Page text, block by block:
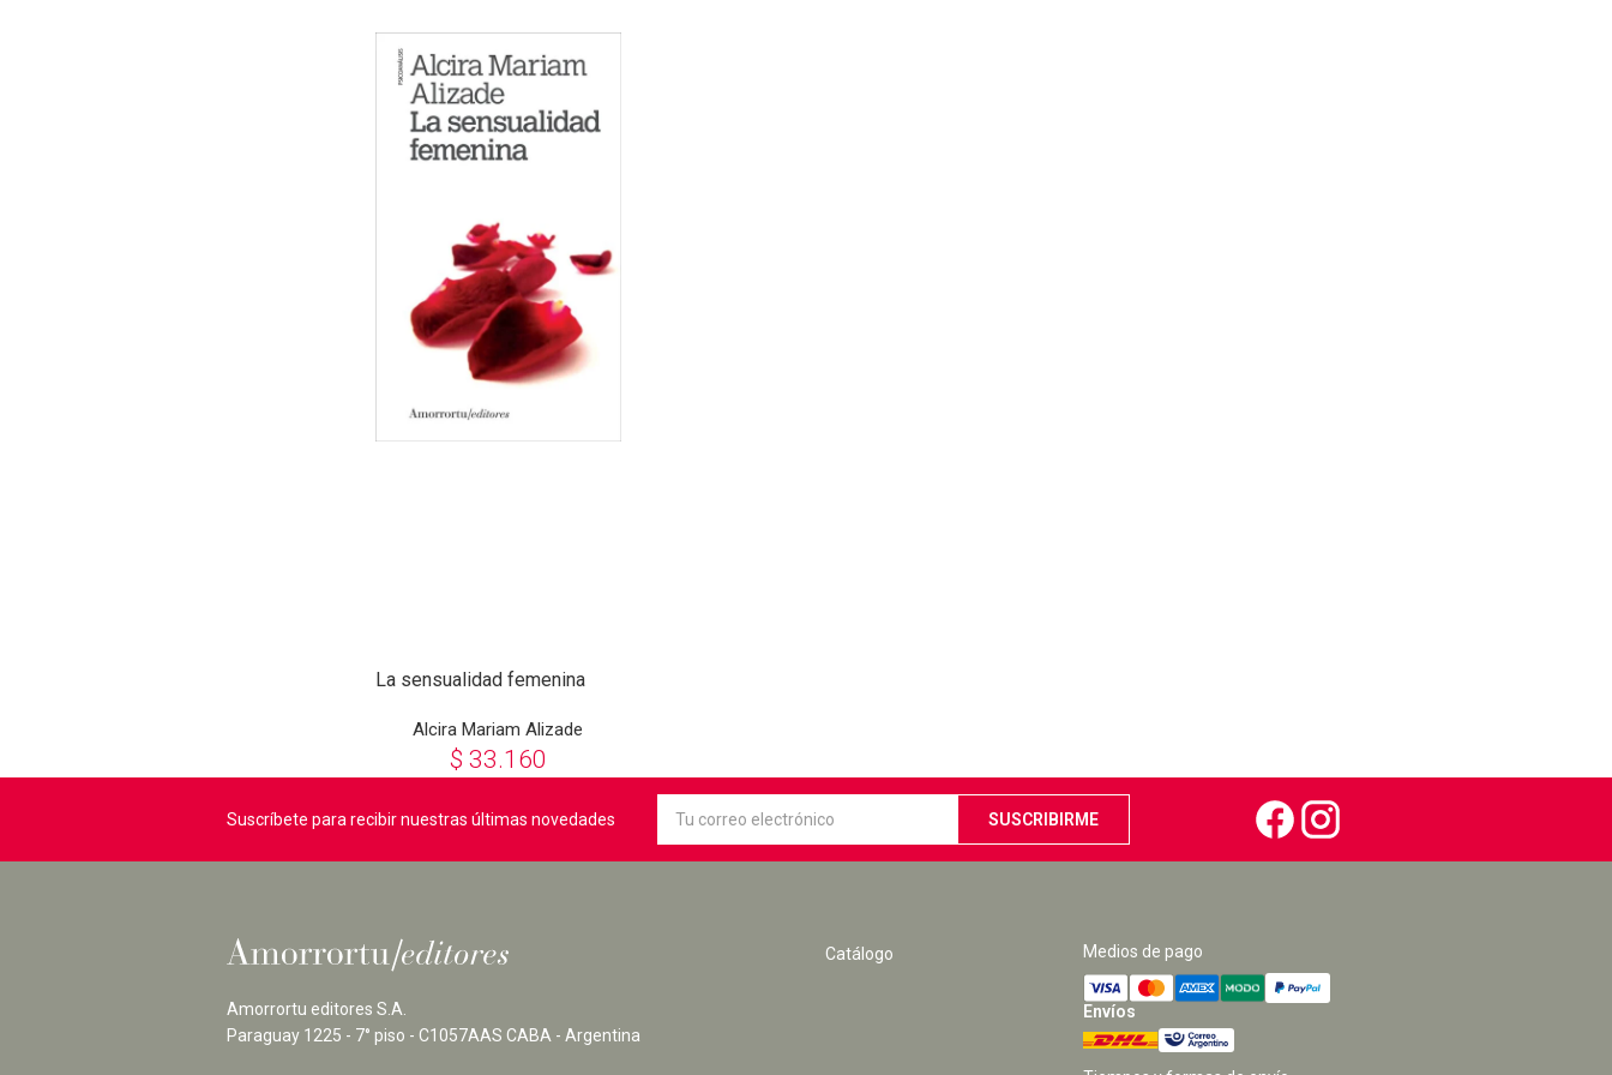
La sensualidad femenina
Alcira Mariam Alizade
$ 33.160
Suscríbete para recibir nuestras últimas novedades
Amorrortu editores S.A.
Paraguay 1225 - 7° piso - C1057AAS CABA - Argentina
Catálogo Medios de pago
Envíos